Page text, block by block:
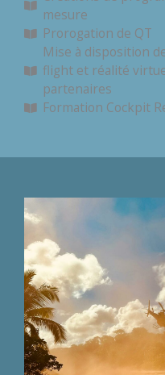
mesure
Prorogation de QT
Mise à disposition
flight et réalité
partenaires
Formation Cockpit